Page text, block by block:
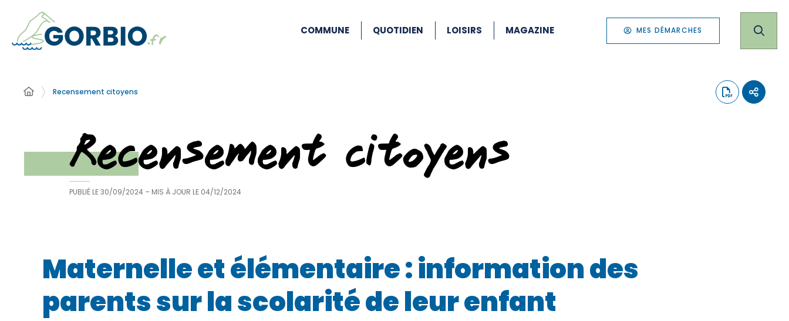
COMMUNE QUOTIDIEN LOISIRS MAGAZINE MES DÉMARCHES
Recensement citoyens
Recensement citoyens
PUBLIÉ LE30/09/2024 – MIS À JOUR LE 04/12/2024
Maternelle et élémentaire : information des
parents sur la scolarité de leur enfant